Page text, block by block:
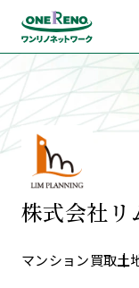
株式会社リ
マンション買取土